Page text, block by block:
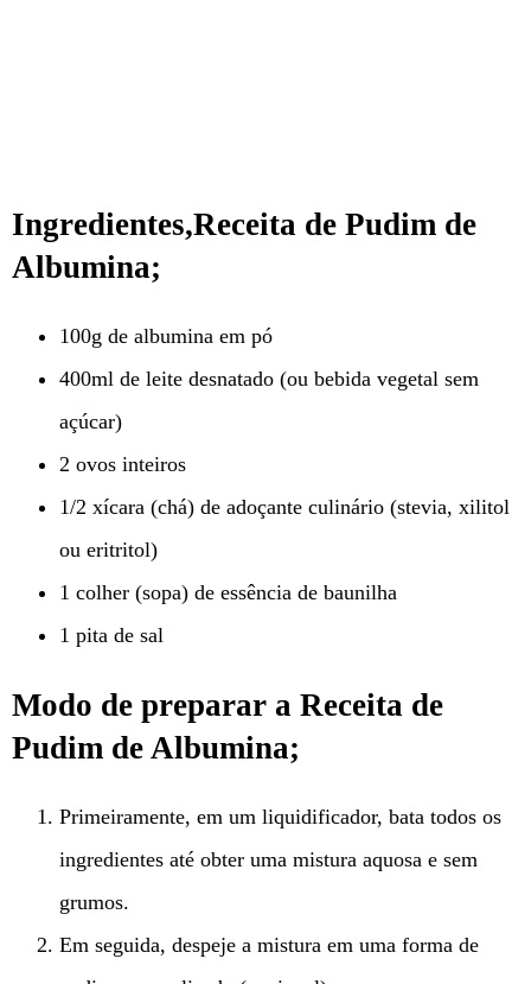
Ingredientes,Receita de Pudim de
Albumina;
100g de albumina em pó
400ml de leite desnatado (ou bebida vegetal sem
açúcar)
2 ovos inteiros
1/2 xícara (chá) de adoçante culinário (stevia, xilitol
ou eritritol)
1 colher (sopa) de essência de baunilha
1 pita de sal
Modo de preparar a Receita de
Pudim de Albumina;
Primeiramente, em um liquidificador, bata todos os
ingredientes até obter uma mistura aquosa e sem
grumos.
Em seguida, despeje a mistura em uma forma de